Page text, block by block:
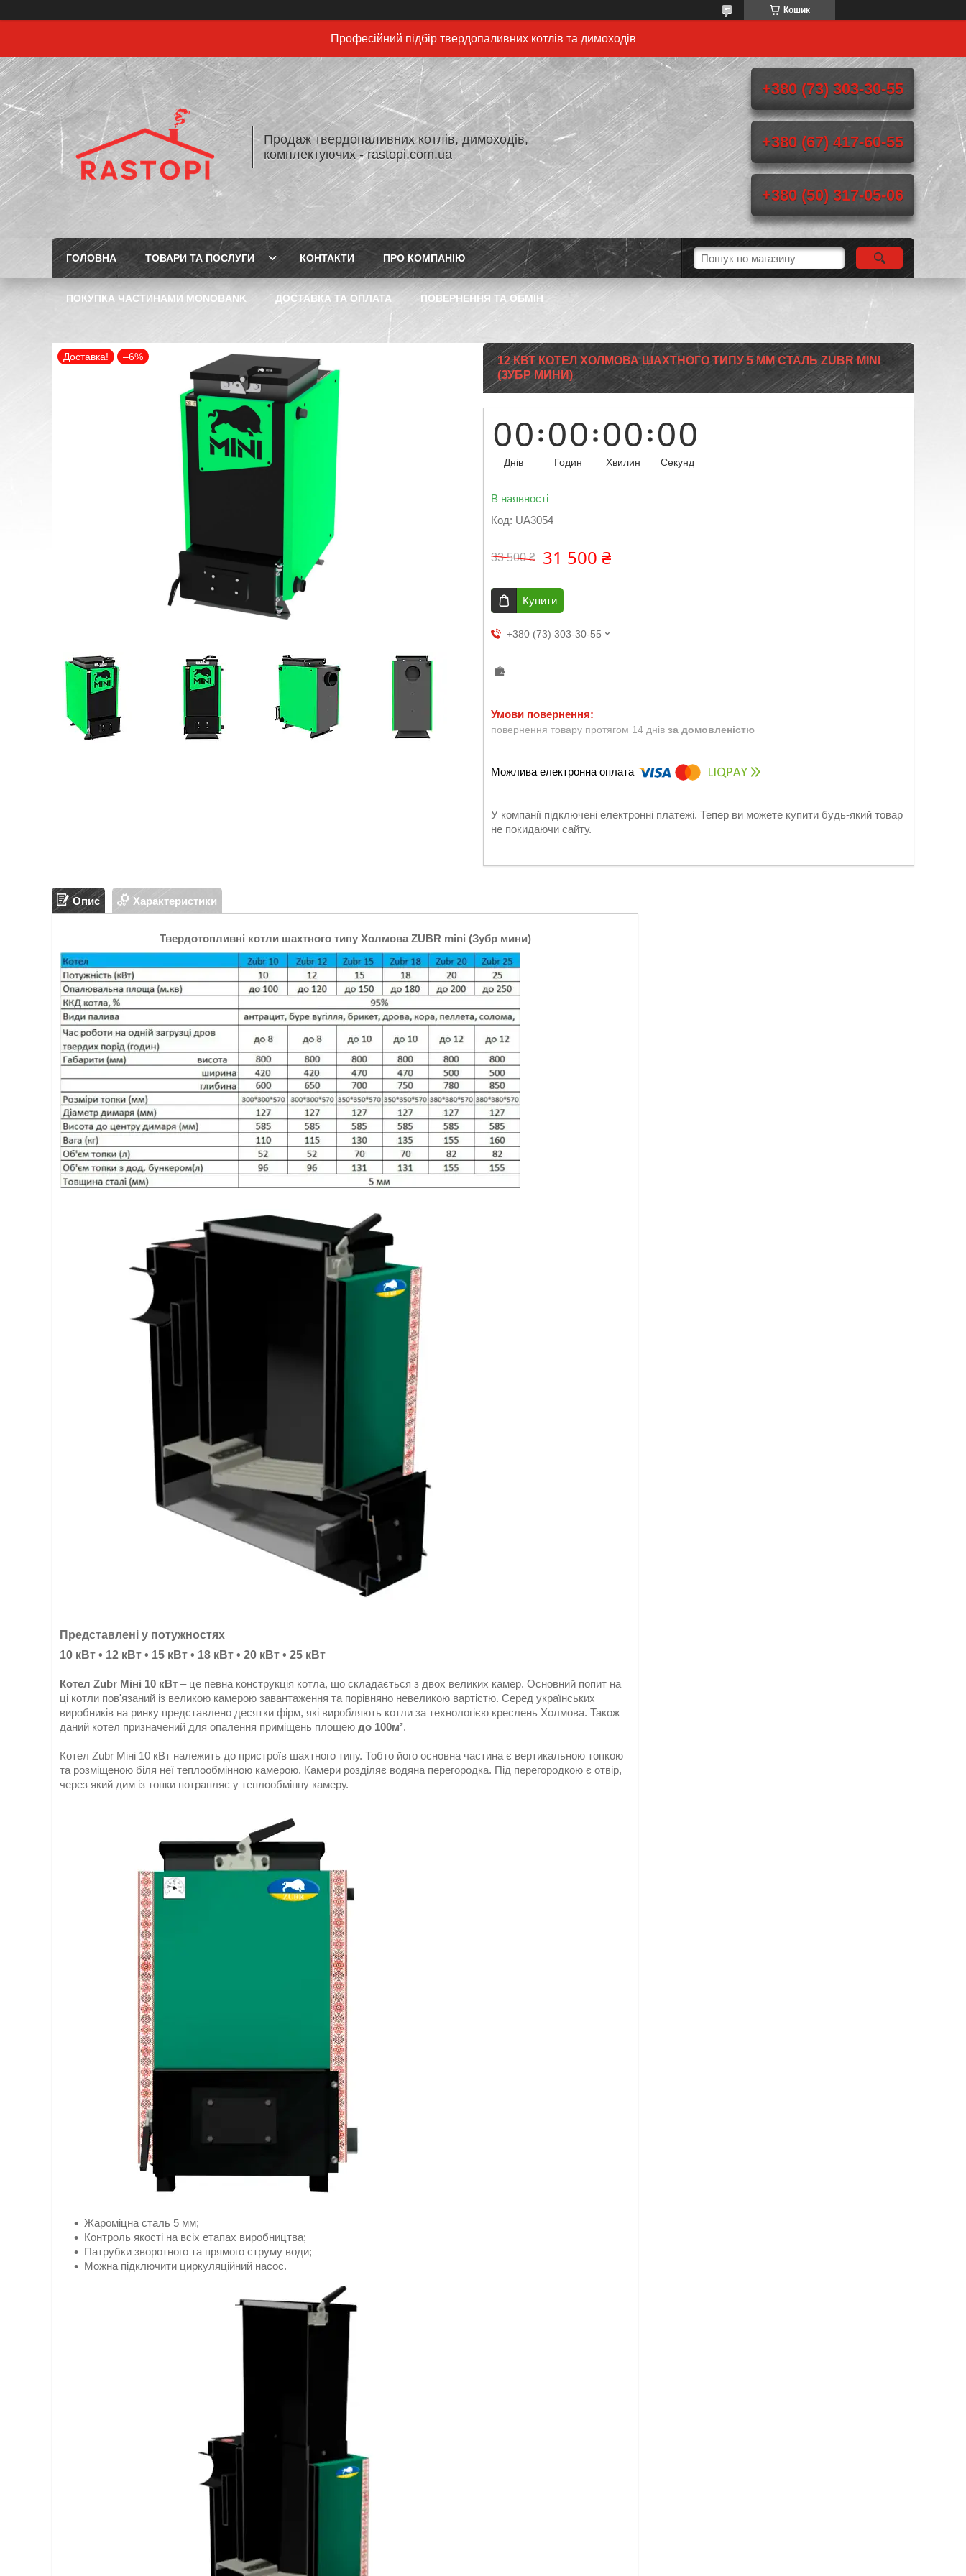
Кошик
Професійний підбір твердопаливних котлів та димоходів
Продаж твердопаливних котлів, димоходів,
комплектуючих - rastopi.com.ua
+380 (73) 303-30-55
+380 (67) 417-60-55
+380 (50) 317-05-06
ГОЛОВНА ТОВАРИ ТА ПОСЛУГИ КОНТАКТИ ПРО КОМПАНІЮ
ПОКУПКА ЧАСТИНАМИ MONOBANK ДОСТАВКА ТА ОПЛАТА ПОВЕРНЕННЯ ТА ОБМІН
Доставка! –6%
12 КВТ КОТЕЛ ХОЛМОВА ШАХТНОГО ТИПУ 5 ММ СТАЛЬ ZUBR MINI
(ЗУБР МИНИ)
00
Днів
00
Годин
00
Хвилин
00
Секунд
В наявності
Код: UA3054
33 500 ₴ 31 500 ₴
Купити
+380 (73) 303-30-55
повернення товару протягом 14 днів за домовленістю
У компанії підключені електронні платежі. Тепер ви можете купити будь-який товар
не покидаючи сайту.
Опис Характеристики
Твердотопливні котли шахтного типу Холмова ZUBR mini (Зубр мини)
Представлені у потужностях
10 кВт • 12 кВт • 15 кВт • 18 кВт • 20 кВт • 25 кВт
Котел Zubr Міні 10 кВт – це певна конструкція котла, що складається з двох великих камер. Основний попит на
ці котли пов'язаний із великою камерою завантаження та порівняно невеликою вартістю. Серед українських
виробників на ринку представлено десятки фірм, які виробляють котли за технологією креслень Холмова. Також
даний котел призначений для опалення приміщень площею до 100м².
Котел Zubr Міні 10 кВт належить до пристроїв шахтного типу. Тобто його основна частина є вертикальною топкою
та розміщеною біля неї теплообмінною камерою. Камери розділяє водяна перегородка. Під перегородкою є отвір,
через який дим із топки потрапляє у теплообмінну камеру.
Жароміцна сталь 5 мм;
Контроль якості на всіх етапах виробництва;
Патрубки зворотного та прямого струму води;
Можна підключити циркуляційний насос.